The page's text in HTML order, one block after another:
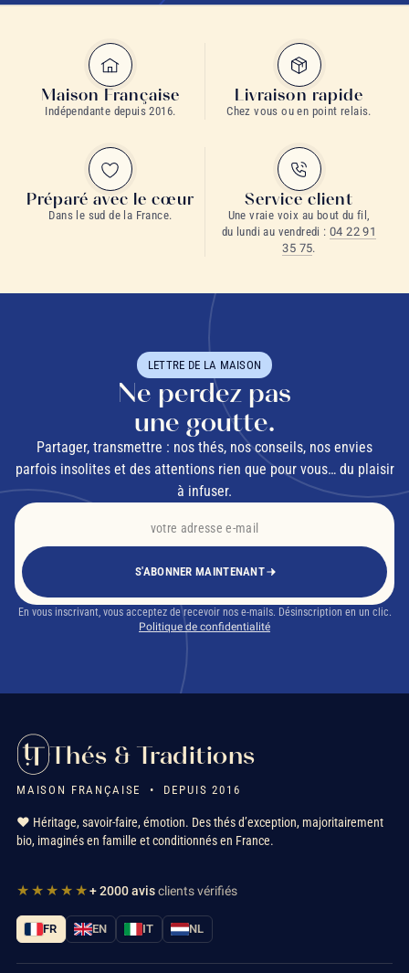
Maison Française
Indépendante depuis 2016.
Livraison rapide
Chez vous ou en point relais.
Préparé avec le cœur
Dans le sud de la France.
Service client
Une vraie voix au bout du fil,
du lundi au vendredi :04 22 91
35 75.
LETTRE DE LA MAISON
Ne perdez pas
une goutte.
Partager, transmettre : nos thés, nos conseils, nos envies
parfois insolites et des attentions rien que pour vous… du plaisir
à infuser.
S'ABONNER MAINTENANT
En vous inscrivant, vous acceptez de recevoir nos e-mails. Désinscription en un clic.
Politique de confidentialité
Thés & Traditions
MAISON FRANÇAISE • DEPUIS 2016
❤️ Héritage, savoir-faire, émotion. Des thés d’exception, majoritairement
bio, imaginés en famille et conditionnés en France.
★★★★★+ 2000 avisclients vérifiés
FR EN IT NL